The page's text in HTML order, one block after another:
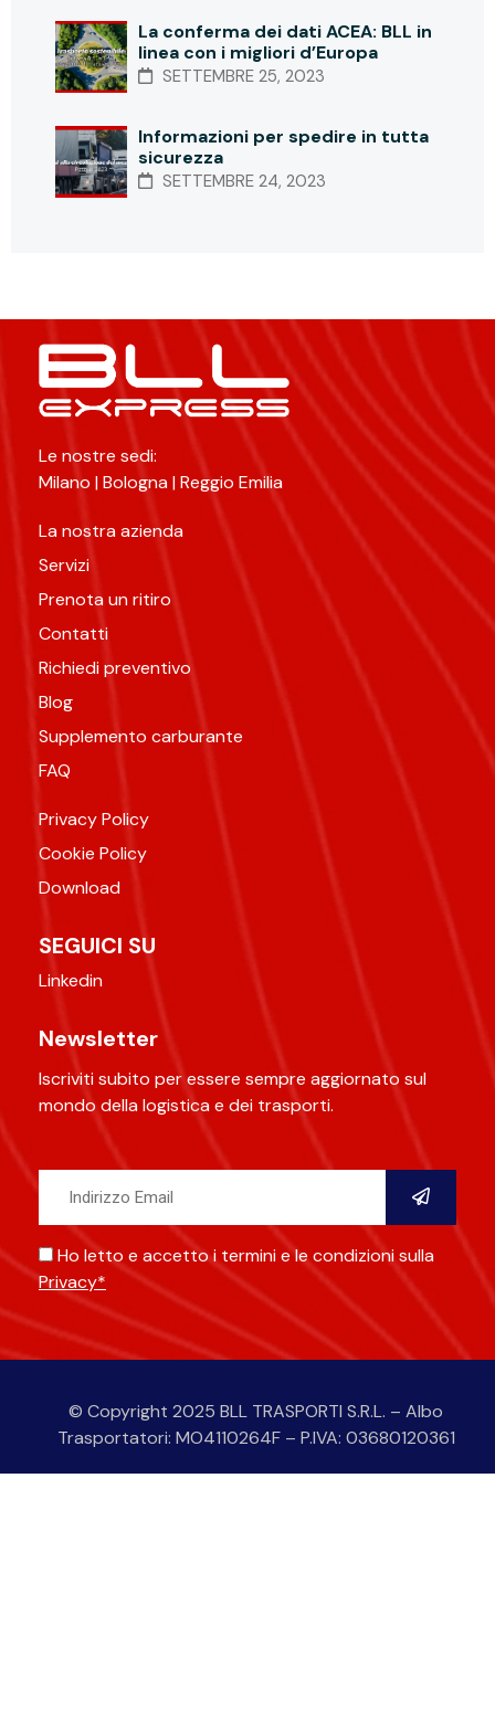
La conferma dei dati ACEA: BLL in
linea con i migliori d’Europa
SETTEMBRE 25, 2023
Informazioni per spedire in tutta
sicurezza
SETTEMBRE 24, 2023
Le nostre sedi:
Milano | Bologna | Reggio Emilia
La nostra azienda
Servizi
Prenota un ritiro
Contatti
Richiedi preventivo
Blog
Supplemento carburante
FAQ
Privacy Policy
Cookie Policy
Download
SEGUICI SU
Linkedin
Newsletter
Iscriviti subito per essere sempre aggiornato sul
mondo della logistica e dei trasporti.
Ho letto e accetto i termini e le condizioni sulla
Privacy*
Alternative:
© Copyright 2025 BLL TRASPORTI S.R.L. – Albo
Trasportatori: MO4110264F – P.IVA: 03680120361